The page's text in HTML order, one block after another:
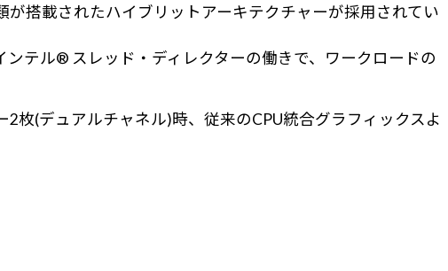
搭載されたハイブリットアーキテクチャーが採用されてい
テル® スレッド・ディレクターの働きで、ワークロードの
枚(デュアルチャネル)時、従来のCPU統合グラフィックスよ